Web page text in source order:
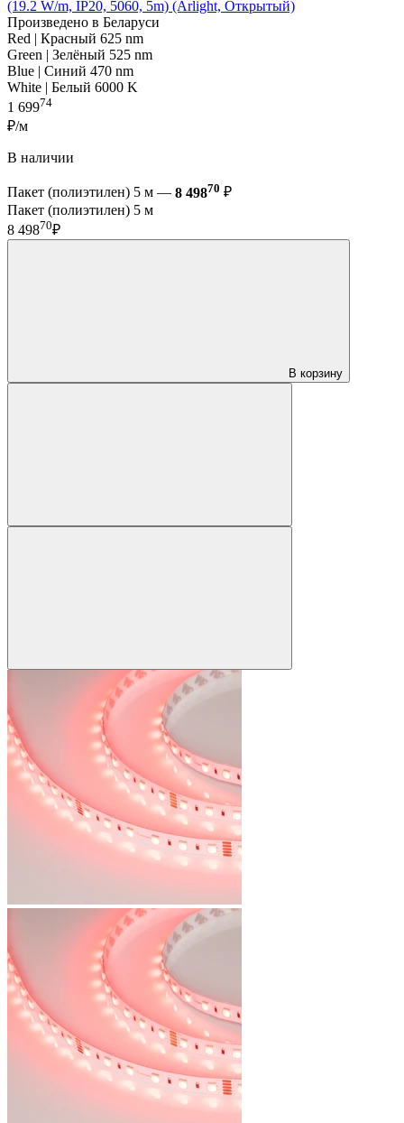
(19.2 W/m, IP20, 5060, 5m) (Arlight, Открытый)
Произведено в Беларуси
Red | Красный 625 nm
Green | Зелёный 525 nm
Blue | Синий 470 nm
White | Белый 6000 K
1 69974
₽/м
В наличии
Пакет (полиэтилен) 5 м — 8 49870 ₽
Пакет (полиэтилен) 5 м
8 49870₽
В корзину